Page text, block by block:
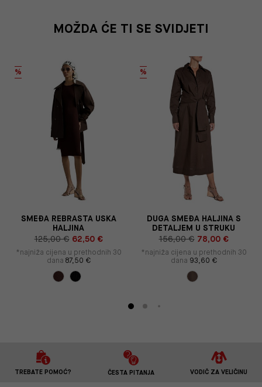
MOŽDA ĆE TI SE SVIDJETI
%
SMEĐA REBRASTA USKA
HALJINA
125,00 € 62,50 €
*najniža cijena u prethodnih 30
dana 87,50 €
%
DUGA SMEĐA HALJINA S
DETALJEM U STRUKU
156,00 € 78,00 €
*najniža cijena u prethodnih 30
dana 93,60 €
TREBATE POMOĆ? ČESTA PITANJA VODIČ ZA VELIČINU